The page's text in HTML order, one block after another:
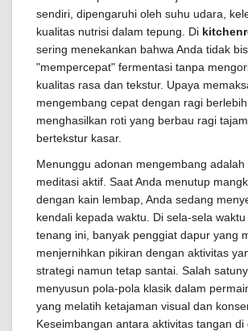
sendiri, dipengaruhi oleh suhu udara,
kualitas nutrisi dalam tepung. Di
sering menekankan bahwa Anda tidak
"mempercepat" fermentasi tanpa
kualitas rasa dan tekstur. Upaya
mengembang cepat dengan ragi
menghasilkan roti yang berbau ragi
bertekstur kasar.
Menunggu adonan mengembang adalah
meditasi aktif. Saat Anda menutup
dengan kain lembap, Anda sedang
kendali kepada waktu. Di sela-sela
tenang ini, banyak penggiat dapur yang
menjernihkan pikiran dengan aktivitas
strategi namun tetap santai. Salah
menyusun pola-pola klasik dalam
yang melatih ketajaman visual dan
Keseimbangan antara aktivitas tangan di